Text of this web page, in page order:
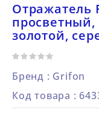
Отражатель
золотой,
Бренд : Grifon
Код товара :